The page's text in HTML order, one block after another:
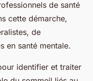
de santé
cette démarche,
de
en santé mentale.
identifier et traiter